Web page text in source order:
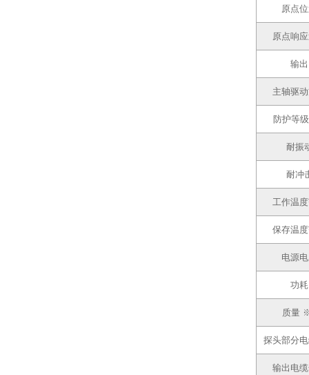
原点
原点响
输出
主轴驱
防护等
耐振
耐冲
工作温
保存温
电源
功耗
质量
探头部分
输出电